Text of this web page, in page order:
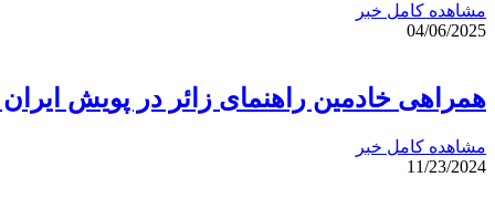
مشاهده کامل خبر
04/06/2025
همراهی خادمین راهنمای زائر در پویش
مشاهده کامل خبر
11/23/2024